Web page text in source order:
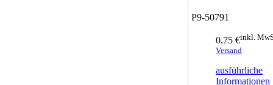
P9-50791
0.75 €inkl.
Versand
ausführliche
Informationen